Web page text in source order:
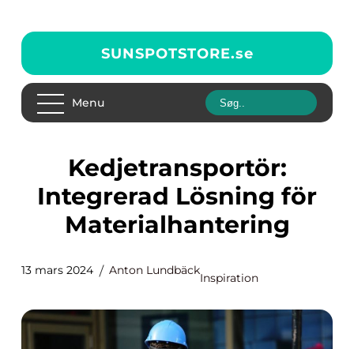
SUNSPOTSTORE.se
Menu
Kedjetransportör:
Integrerad Lösning för
Materialhantering
13 mars 2024 Anton Lundbäck
Inspiration